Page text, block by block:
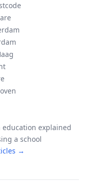
education explained
a school
→